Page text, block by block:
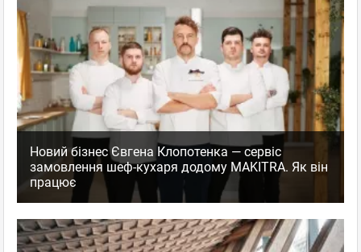
Новий бізнес Євгена Клопотенка — сервіс
замовлення шеф-кухаря додому MAKITRA. Як він
працює